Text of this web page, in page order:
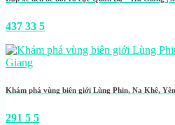
437 33 5
Khám phá vùng biên giới Lùng Phin, Na Khê,
291 5 5